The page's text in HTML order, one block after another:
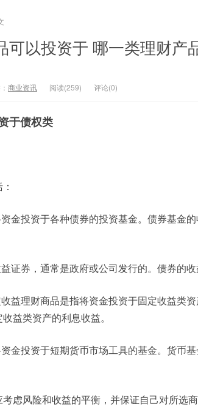
可以投资于 哪一类理财产
商业资讯 阅读(259) 评论(0)
于债权类
金投资于各种债券的投资基金。债券基金
证券，通常是政府或公司发行的。债券的收
益理财商品是指将资金投资于固定收益类
益类资产的利息收益。
金投资于短期货币市场工具的基金。货币
虑风险和收益的平衡，并保证自己对所选商